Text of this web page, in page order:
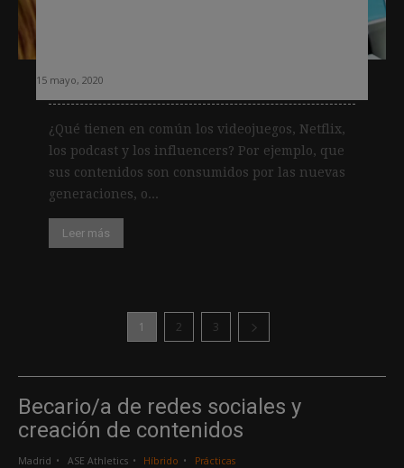
15 mayo, 2020
¿Qué tienen en común los videojuegos, Netflix,
los podcast y los influencers? Por ejemplo, que
sus contenidos son consumidos por las nuevas
generaciones, o...
Leer más
1 2 3
Becario/a de redes sociales y
creación de contenidos
Madrid ASE Athletics Híbrido Prácticas